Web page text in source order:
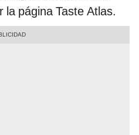
la página Taste Atlas.